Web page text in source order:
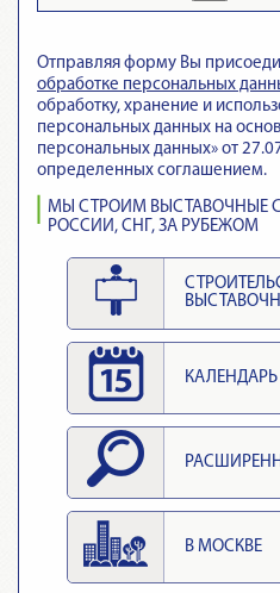
Отправляя форму Вы
обработке персональных
обработку, хранение и
персональных данных на
персональных данных» от
определенных соглашением.
МЫ СТРОИМ ВЫСТАВОЧНЫЕ
РОССИИ, СНГ, ЗА РУБЕЖОМ
КАЛЕНДАРЬ
В МОСКВЕ